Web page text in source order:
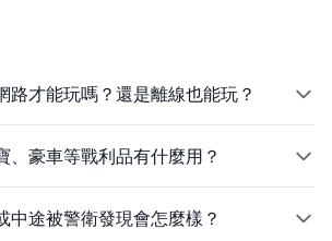
路才能玩嗎？還是離線也能玩？
、豪車等戰利品有什麼用？
中途被警衛發現會怎麼樣？